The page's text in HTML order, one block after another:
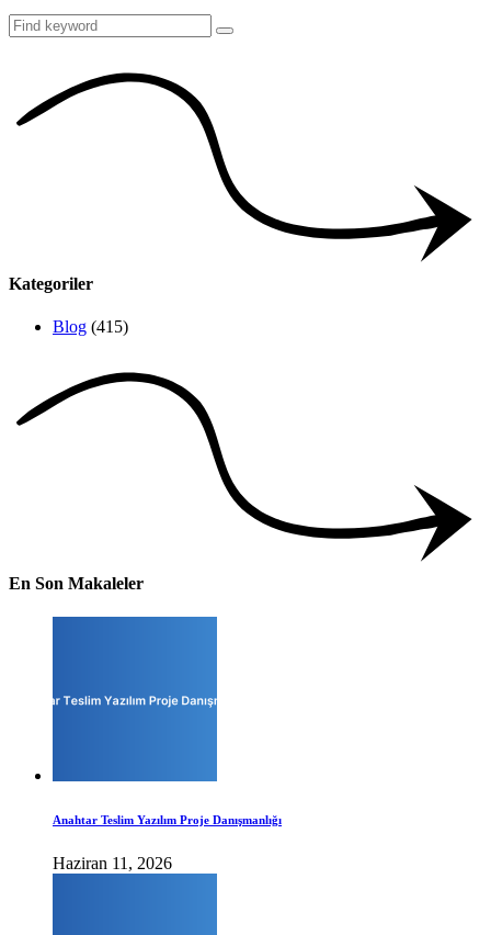
Kategoriler
Blog (415)
En Son Makaleler
Anahtar Teslim Yazılım Proje Danışmanlığı
Haziran 11, 2026